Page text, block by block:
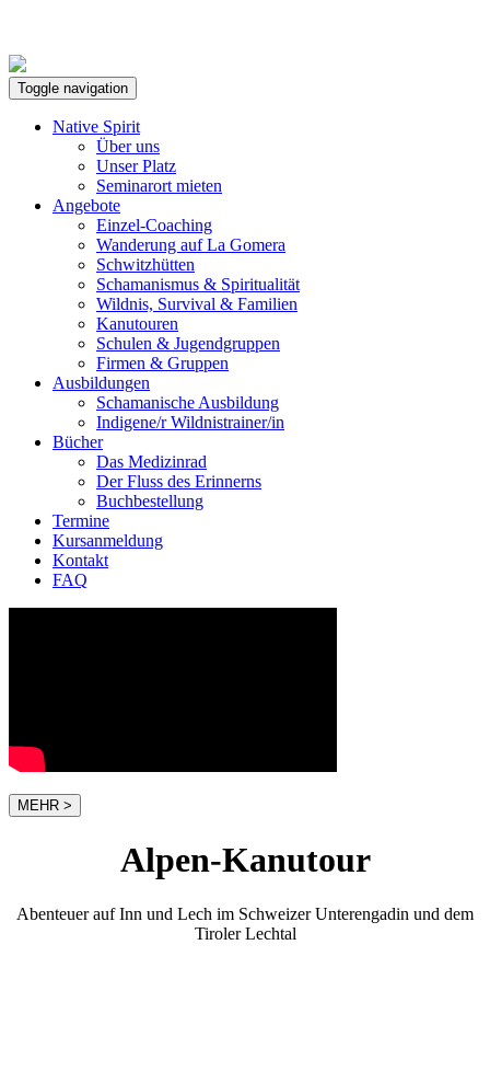
Toggle navigation
Native Spirit
Über uns
Unser Platz
Seminarort mieten
Angebote
Einzel-Coaching
Wanderung auf La Gomera
Schwitzhütten
Schamanismus & Spiritualität
Wildnis, Survival & Familien
Kanutouren
Schulen & Jugendgruppen
Firmen & Gruppen
Ausbildungen
Schamanische Ausbildung
Indigene/r Wildnistrainer/in
Bücher
Das Medizinrad
Der Fluss des Erinnerns
Buchbestellung
Termine
Kursanmeldung
Kontakt
FAQ
MEHR >
Alpen-Kanutour
Abenteuer auf Inn und Lech im Schweizer Unterengadin und dem
Tiroler Lechtal